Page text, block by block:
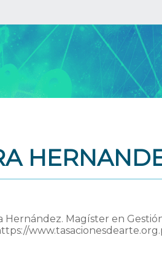
Hernández. Magíster en